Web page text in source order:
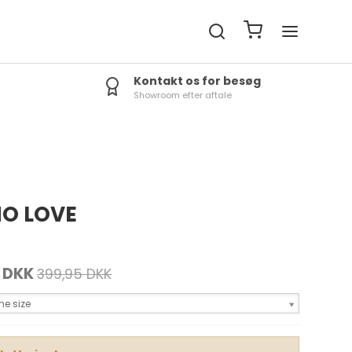
Kontakt os for besøg
Showroom efter aftale
LOVE
399,95 DKK
size